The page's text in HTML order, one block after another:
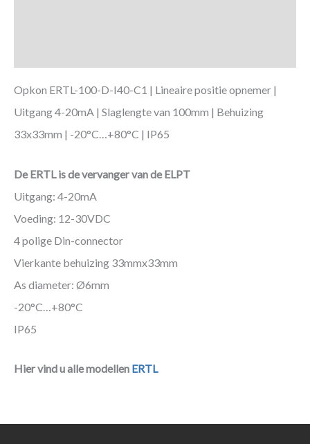
Opkon ERTL-100-D-I40-C1 | Lineaire positie opnemer |
Uitgang 4-20mA | Slaglengte van 100mm | Behuizing
33x33mm | -20°C…+80°C | IP65
De ERTL is de vervanger van de ELPT
Uitgang: 4-20mA
Voeding: 12-30VDC
4 polige Din-connector
Vierkante behuizing 33mmx33mm
As diameter: Ø6mm
-20°C…+80°C
IP65
Hier vind u alle modellen ERTL